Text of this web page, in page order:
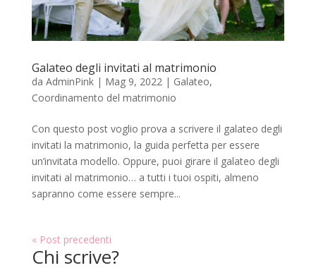
Galateo degli invitati al matrimonio
da AdminPink| Mag 9, 2022 | Galateo,
Coordinamento del matrimonio
Con questo post voglio prova a scrivere il galateo degli
invitati la matrimonio, la guida perfetta per essere
un’invitata modello. Oppure, puoi girare il galateo degli
invitati al matrimonio… a tutti i tuoi ospiti, almeno
sapranno come essere sempre...
« Post precedenti
Chi scrive?